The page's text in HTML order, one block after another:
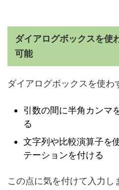
ダイアログボックスを使
可能
ダイアログボックスを使わ
引数の間に半角カンマ
る
文字列や比較演算子を
テーションを付ける
この点に気を付けて入力し